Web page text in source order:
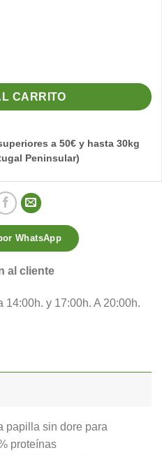
Pineta cantidad
CARRITO
a 50€ y hasta 30kg
Peninsular)
WhatsApp
al cliente
14:00h. y 17:00h. A 20:00h.
papilla sin dore para
proteínas